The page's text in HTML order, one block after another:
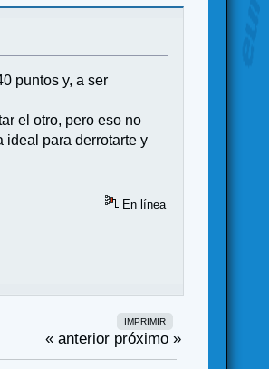
puntos y, a ser
el otro, pero eso no
ideal para derrotarte y
En línea
IMPRIMIR
« anterior próximo »